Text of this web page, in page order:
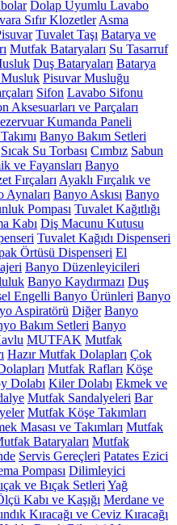
Dolap Uyumlu Lavabo
Sıfır Klozetler Asma
Tuvalet Taşı Batarya ve
Mutfak Bataryaları Su Tasarruf
Duş Bataryaları Batarya
Pisuvar Musluğu
Sifon Lavabo Sifonu
Aksesuarları ve Parçaları
Kumanda Paneli
Banyo Bakım Setleri
Sıcak Su Torbası Cımbız Sabun
ve Fayansları Banyo
Fırçaları Ayaklı Fırçalık ve
Aynaları Banyo Askısı Banyo
Pompası Tuvalet Kağıtlığı
Kabı Diş Macunu Kutusu
Tuvalet Kağıdı Dispenseri
Örtüsü Dispenseri El
Banyo Düzenleyicileri
Banyo Kaydırmazı Duş
Engelli Banyo Ürünleri Banyo
Aspiratörü Diğer Banyo
Bakım Setleri Banyo
MUTFAK Mutfak
Hazır Mutfak Dolapları Çok
Mutfak Rafları Köşe
Dolabı Kiler Dolabı Ekmek ve
Mutfak Sandalyeleri Bar
Mutfak Köşe Takımları
Masası ve Takımları Mutfak
Bataryaları Mutfak
Servis Gereçleri Patates Ezici
Pompası Dilimleyici
ve Bıçak Setleri Yağ
Kabı ve Kaşığı Merdane ve
Kıracağı ve Ceviz Kıracağı